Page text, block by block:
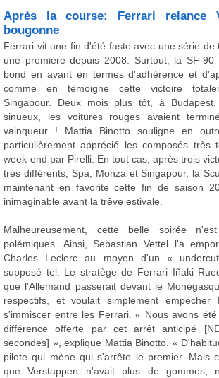
Après la course: Ferrari relance
bougonne
Ferrari vit une fin d'été faste avec une série de
une première depuis 2008. Surtout, la SF-
bond en avant en termes d'adhérence et
comme en témoigne cette victoire
Singapour. Deux mois plus tôt, à
sinueux, les voitures rouges avaient
vainqueur ! Mattia Binotto souligne en
particulièrement apprécié les composés très
week-end par Pirelli. En tout cas, après trois
très différents, Spa, Monza et Singapour, la
maintenant en favorite cette fin de saison
inimaginable avant la trêve estivale.
Malheureusement, cette belle soirée
polémiques. Ainsi, Sebastian Vettel l'a
Charles Leclerc au moyen d'un «
supposé tel. Le stratège de Ferrari Iñaki
que l'Allemand passerait devant le
respectifs, et voulait simplement empêcher
s'immiscer entre les Ferrari. « Nous avons
différence offerte par cet arrêt anticipé
secondes] », explique Mattia Binotto. «
pilote qui mène qui s'arrête le premier. Mais
que Verstappen n'avait plus de gommes,